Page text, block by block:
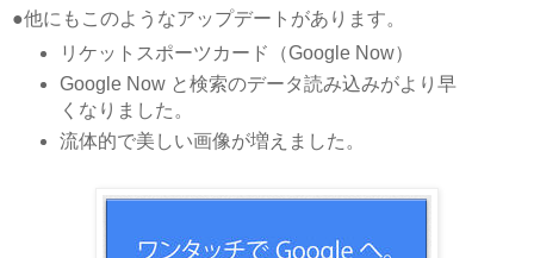
●他にもこのようなアップデートがあります。
リケットスポーツカード（Google Now）
Google Now と検索のデータ読み込みがより早
くなりました。
流体的で美しい画像が増えました。